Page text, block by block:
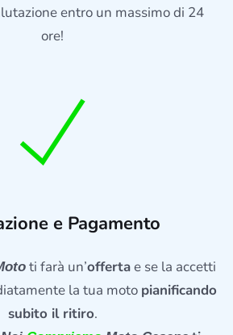
entro un massimo di 24
ore!
e Pagamento
ti farà un’offertae se la accetti
la tua moto pianificando
subito il ritiro.